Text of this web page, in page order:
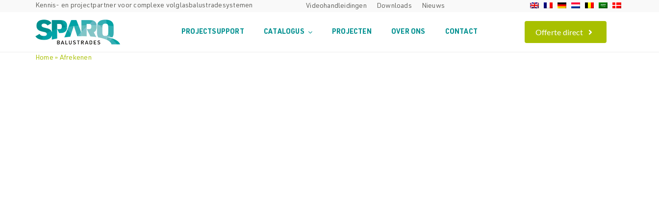
Kennis- en projectpartner voor complexe volglasbalustradesystemen Videohandleidingen Downloads Nieuws
PROJECTSUPPORT CATALOGUS PROJECTEN OVER ONS CONTACT Offerte direct
Home » Afrekenen